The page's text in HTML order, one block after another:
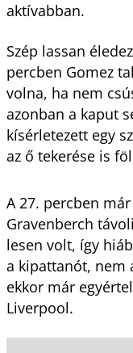
aktívabban.
Szép lassan
percben Gomez
volna, ha nem
azonban a kaput
kísérletezett egy
az ő tekerése is
A 27. percben
Gravenberch
lesen volt, így
a kipattanót, nem
ekkor már
Liverpool.